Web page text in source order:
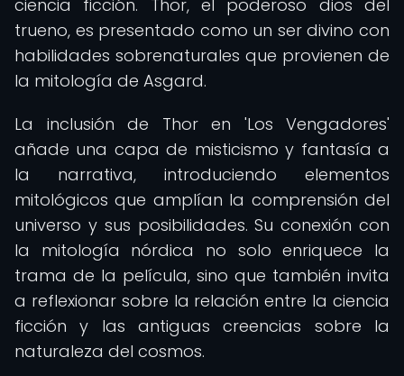
ciencia ficción. Thor, el poderoso dios del
trueno, es presentado como un ser divino con
habilidades sobrenaturales que provienen de
la mitología de Asgard.
La inclusión de Thor en 'Los Vengadores'
añade una capa de misticismo y fantasía a
la narrativa, introduciendo elementos
mitológicos que amplían la comprensión del
universo y sus posibilidades. Su conexión con
la mitología nórdica no solo enriquece la
trama de la película, sino que también invita
a reflexionar sobre la relación entre la ciencia
ficción y las antiguas creencias sobre la
naturaleza del cosmos.